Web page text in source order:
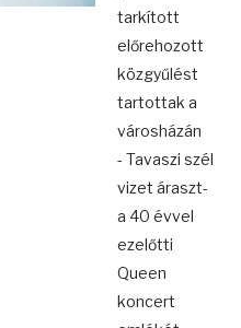
tarkított
előrehozott
közgyűlést
tartottak a
városházán
- Tavaszi szél
vizet áraszt-
a 40 évvel
ezelőtti
Queen
koncert